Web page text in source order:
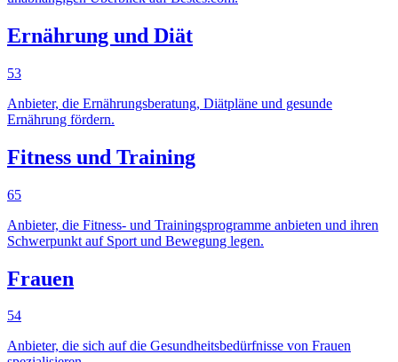
Ernährung und Diät
53
Anbieter, die Ernährungsberatung, Diätpläne und gesunde
Ernährung fördern.
Fitness und Training
65
Anbieter, die Fitness- und Trainingsprogramme anbieten und ihren
Schwerpunkt auf Sport und Bewegung legen.
Frauen
54
Anbieter, die sich auf die Gesundheitsbedürfnisse von Frauen